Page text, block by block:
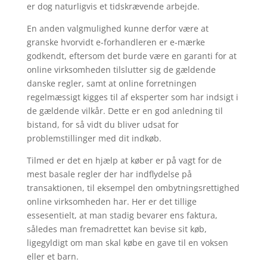
er dog naturligvis et tidskrævende arbejde.
En anden valgmulighed kunne derfor være at
granske hvorvidt e-forhandleren er e-mærke
godkendt, eftersom det burde være en garanti for at
online virksomheden tilslutter sig de gældende
danske regler, samt at online forretningen
regelmæssigt kigges til af eksperter som har indsigt i
de gældende vilkår. Dette er en god anledning til
bistand, for så vidt du bliver udsat for
problemstillinger med dit indkøb.
Tilmed er det en hjælp at køber er på vagt for de
mest basale regler der har indflydelse på
transaktionen, til eksempel den ombytningsrettighed
online virksomheden har. Her er det tillige
essesentielt, at man stadig bevarer ens faktura,
således man fremadrettet kan bevise sit køb,
ligegyldigt om man skal købe en gave til en voksen
eller et barn.